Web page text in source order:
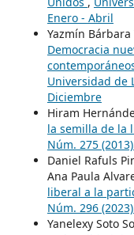
Enero - Abril
Yazmín
Democracia
Universidad de
Diciembre
Hiram
la semilla de la
Núm. 275
Daniel Rafuls
Ana Paula
liberal a la
Núm. 296
Yanelexy Soto